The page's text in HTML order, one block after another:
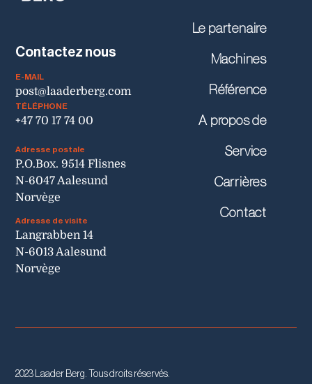
Contactez nous
E-MAIL
post@laaderberg.com
TÉLÉPHONE
+47 70 17 74 00
Adresse postale
P.O.Box. 9514 Flisnes
N-6047 Aalesund
Norvège
Adresse de visite
Langrabben 14
N-6013 Aalesund
Norvège
Le partenaire
Machines
Référence
A propos de
Service
Carrières
Contact
2023 Laader Berg. Tous droits réservés.